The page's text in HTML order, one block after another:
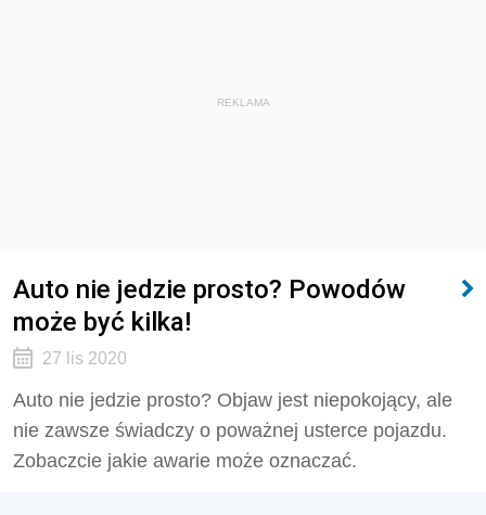
REKLAMA
Auto nie jedzie prosto? Powodów
może być kilka!
27 lis 2020
Auto nie jedzie prosto? Objaw jest niepokojący, ale
nie zawsze świadczy o poważnej usterce pojazdu.
Zobaczcie jakie awarie może oznaczać.